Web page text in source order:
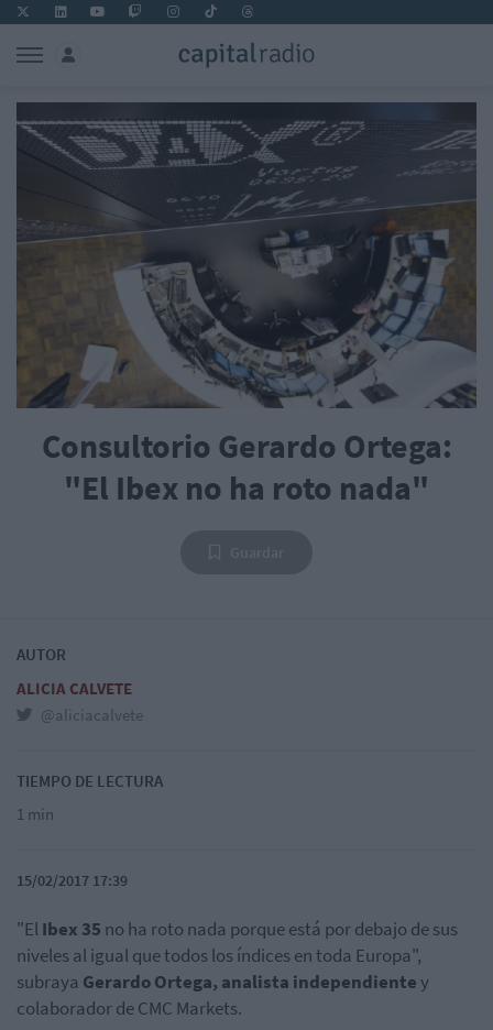
Consultorio Gerardo Ortega:
"El Ibex no ha roto nada"
AUTOR
ALICIA CALVETE
@aliciacalvete
TIEMPO DE LECTURA
1 min
15/02/2017 17:39
"ElIbex 35 no ha roto nada porque está por debajo de sus
niveles al igual que todos los índices en toda Europa",
subraya Gerardo Ortega, analista independientey
colaborador de CMC Markets.